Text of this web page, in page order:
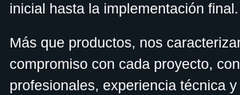
inicial hasta la implementación final.
Más que productos, nos
compromiso con cada proyecto,
profesionales, experiencia técnica